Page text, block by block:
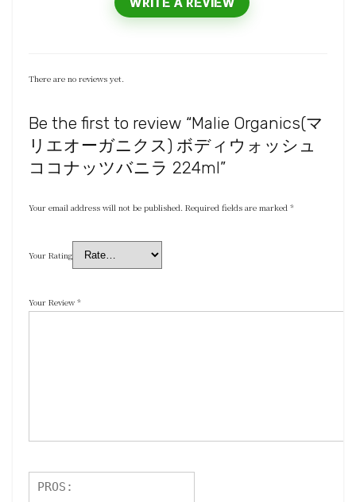
There are no reviews yet.
Be the first to review “Malie Organics(マ
リエオーガニクス) ボディウォッシュ
ココナッツバニラ 224ml”
Your email address will not be published. Required fields are marked *
Your Rating
Your Review *